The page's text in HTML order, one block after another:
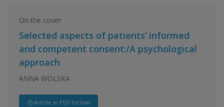
On the cover
Selected aspects of patients’ informed
and competent consent:/A psychological
approach
ANNA WOLSKA
Article in PDF format